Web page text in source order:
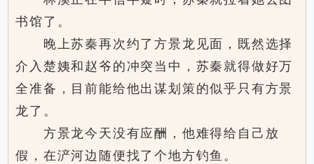
书馆了。
晚上苏秦再次约了方景龙见面，既然选择
介入楚姨和赵爷的冲突当中，苏秦就得做好万
全准备，目前能给他出谋划策的似乎只有方景
龙了。
方景龙今天没有应酬，他难得给自己放
假，在浐河边随便找了个地方钓鱼。